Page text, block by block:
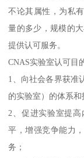
不论其属性，为私
量的多少，规模的
提供认可服务。
CNAS实验室认可目
1、向社会各界获准
的实验室）的体系和
2、促进实验室提
平，增强竞争能力
务；